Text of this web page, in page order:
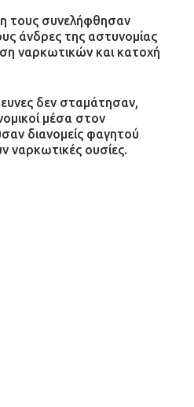
τους συνελήφθησαν
άνδρες της αστυνομίας
ναρκωτικών και κατοχή
δεν σταμάτησαν,
μέσα στον
διανομείς φαγητού
ναρκωτικές ουσίες.